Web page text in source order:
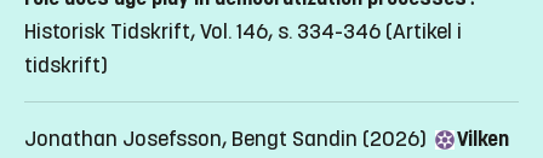
Historisk Tidskrift, Vol. 146, s. 334-346 (Artikel i
tidskrift)
Jonathan Josefsson, Bengt Sandin (2026)
Vilken